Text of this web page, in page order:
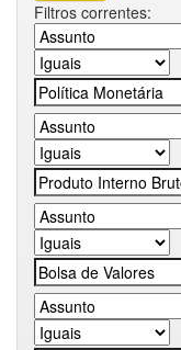
Filtros correntes: